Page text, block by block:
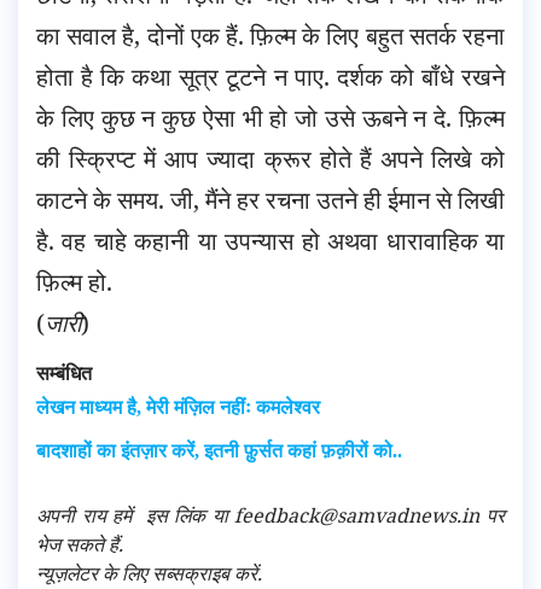
का सवाल है, दोनों एक हैं. फ़िल्म के लिए बहुत सतर्क रहना
होता है कि कथा सूत्र टूटने न पाए. दर्शक को बाँधे रखने
के लिए कुछ न कुछ ऐसा भी हो जो उसे ऊबने न दे. फ़िल्म
की स्क्रिप्ट में आप ज्यादा क्रूर होते हैं अपने लिखे को
काटने के समय. जी, मैंने हर रचना उतने ही ईमान से लिखी
है. वह चाहे कहानी या उपन्यास हो अथवा धारावाहिक या
फ़िल्म हो.
(जारी)
सम्बंधित
लेखन माध्यम है, मेरी मंज़िल नहींः कमलेश्वर
बादशाहों का इंतज़ार करें, इतनी फ़ुर्सत कहां फ़क़ीरों को..
अपनी राय हमें इस लिंक या feedback@samvadnews.in पर
भेज सकते हैं.
न्यूज़लेटर के लिए सब्सक्राइब करें.